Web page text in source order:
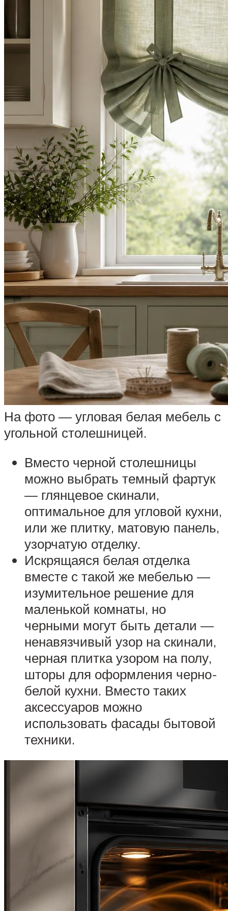
На фото — угловая белая мебель с
угольной столешницей.
Вместо черной столешницы
можно выбрать темный фартук
— глянцевое скинали,
оптимальное для угловой кухни,
или же плитку, матовую панель,
узорчатую отделку.
Искрящаяся белая отделка
вместе с такой же мебелью —
изумительное решение для
маленькой комнаты, но
черными могут быть детали —
ненавязчивый узор на скинали,
черная плитка узором на полу,
шторы для оформления черно-
белой кухни. Вместо таких
аксессуаров можно
использовать фасады бытовой
техники.